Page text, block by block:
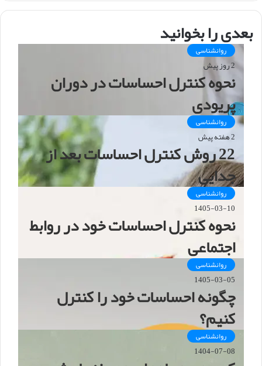
س
بعدی را بخوانید
روانشناسی
2 روز پیش
نحوه کنترل احساسات در دوران
پریودی
روانشناسی
2 هفته پیش
22 روش کنترل احساسات بعد از
جدایی
روانشناسی
1405-03-10
نحوه کنترل احساسات خود در روابط
اجتماعی
روانشناسی
1405-03-05
چگونه احساسات خود را کنترل
کنیم؟
روانشناسی
1404-07-08